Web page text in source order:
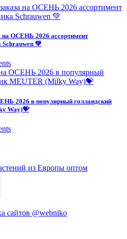
на ОСЕНЬ 2026 ассортимент
Schrauwen 💚
2026 в популярный голландский
Way)💝
из Европы оптом
сайтов @webniko